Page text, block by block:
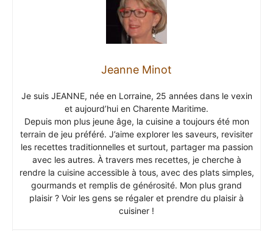
Jeanne Minot
Je suis JEANNE, née en Lorraine, 25 années dans le vexin
et aujourd’hui en Charente Maritime.
Depuis mon plus jeune âge, la cuisine a toujours été mon
terrain de jeu préféré. J’aime explorer les saveurs, revisiter
les recettes traditionnelles et surtout, partager ma passion
avec les autres. À travers mes recettes, je cherche à
rendre la cuisine accessible à tous, avec des plats simples,
gourmands et remplis de générosité. Mon plus grand
plaisir ? Voir les gens se régaler et prendre du plaisir à
cuisiner !